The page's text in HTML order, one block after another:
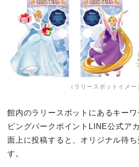
（ラリースポットイメー
館内のラリースポットにあるキー
ピングパークポイントLINE公式ア
面上に投稿すると、オリジナル待ち
す。